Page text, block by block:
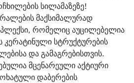
სილამაზეზე!
მაქსიმალურად
რომელიც აუცილებელია
სტრუქტურების
და გამაგრებისთვის.
მცენარეული აქტიური
დაბერების